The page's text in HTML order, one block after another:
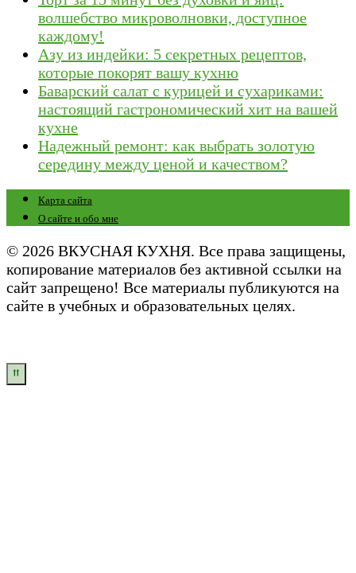
волшебство микроволновки, доступное
каждому!
Азу из индейки: 5 секретных рецептов,
которые покорят вашу кухню
Баварский салат с курицей и сухариками:
настоящий гастрономический хит на вашей
кухне
Надежный ремонт: как выбрать золотую
середину между ценой и качеством?
Карта сайта
О сайте и обо мне
© 2026 ВКУСНАЯ КУХНЯ. Все права защищены,
копирование материалов без активной ссылки на
сайт запрещено! Все материалы публикуются на
сайте в учебных и образовательных целях.